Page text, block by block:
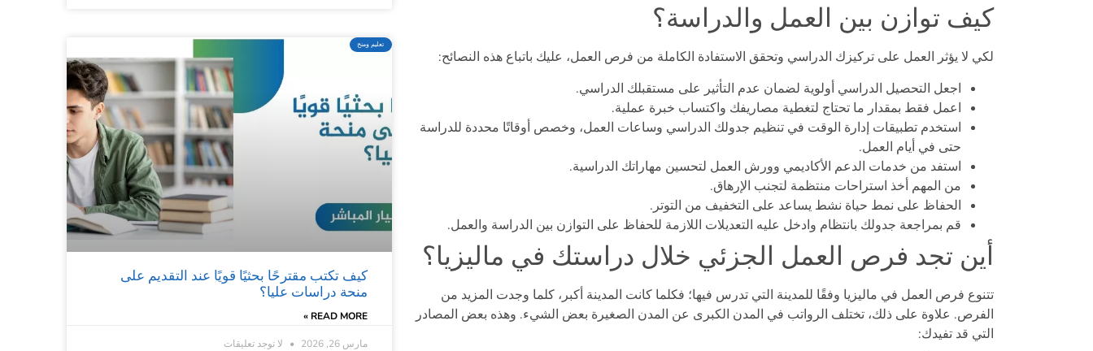
كيف توازن بين العمل والدراسة؟
لكي لا يؤثر العمل على تركيزك الدراسي وتحقق الاستفادة الكاملة من فرص العمل، عليك باتباع هذه النصائح:
اجعل التحصيل الدراسي أولوية لضمان عدم التأثير على مستقبلك الدراسي.
اعمل فقط بمقدار ما تحتاج لتغطية مصاريفك واكتساب خبرة عملية.
استخدم تطبيقات إدارة الوقت في تنظيم جدولك الدراسي وساعات العمل، وخصص أوقاتًا محددة للدراسة
حتى في أيام العمل.
استفد من خدمات الدعم الأكاديمي وورش العمل لتحسين مهاراتك الدراسية.
من المهم أخذ استراحات منتظمة لتجنب الإرهاق.
الحفاظ على نمط حياة نشط يساعد على التخفيف من التوتر.
قم بمراجعة جدولك بانتظام وادخل عليه التعديلات اللازمة للحفاظ على التوازن بين الدراسة والعمل.
أين تجد فرص العمل الجزئي خلال دراستك في ماليزيا؟
تتنوع فرص العمل في ماليزيا وفقًا للمدينة التي تدرس فيها؛ فكلما كانت المدينة أكبر، كلما وجدت المزيد من
الفرص. علاوة على ذلك، تختلف الرواتب في المدن الكبرى عن المدن الصغيرة بعض الشيء. وهذه بعض المصادر
التي قد تفيدك:
تعليم ومنح
كيف تكتب مقترحًا بحثيًا قويًا عند التقديم على
منحة دراسات عليا؟
READ MORE »
مارس 26, 2026 لا توجد تعليقات